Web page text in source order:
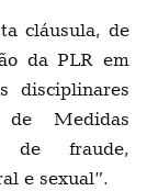
cláusula, de
da PLR em
disciplinares
Medidas
de fraude,
e sexual”.